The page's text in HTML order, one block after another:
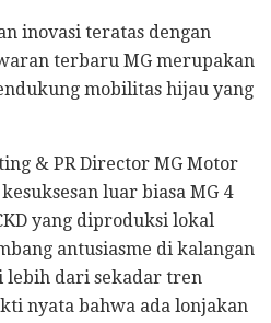
inovasi teratas dengan
terbaru MG merupakan
mobilitas hijau yang
& PR Director MG Motor
luar biasa MG 4
yang diproduksi lokal
antusiasme di kalangan
lebih dari sekadar tren
nyata bahwa ada lonjakan